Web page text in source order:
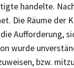
handelte.
Die Räume
Aufforderung,
wurde
bzw.